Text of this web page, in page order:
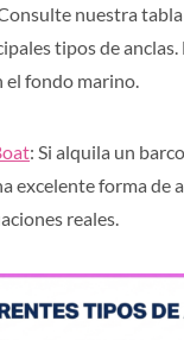
nuestra
tipos de anclas.
el fondo marino.
: Si alquila un
excelente forma de
reales.